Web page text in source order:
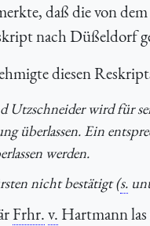
daß die von
nach Düßeldorf
diesen
Utzschneider wird für
überlassen. Ein
werden.
nicht bestätigt (s.
Frhr.v. Hartmann